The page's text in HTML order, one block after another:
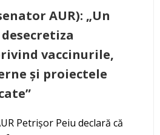
AUR): „Un
vaccinurile,
și proiectele
Petrișor Peiu declară că